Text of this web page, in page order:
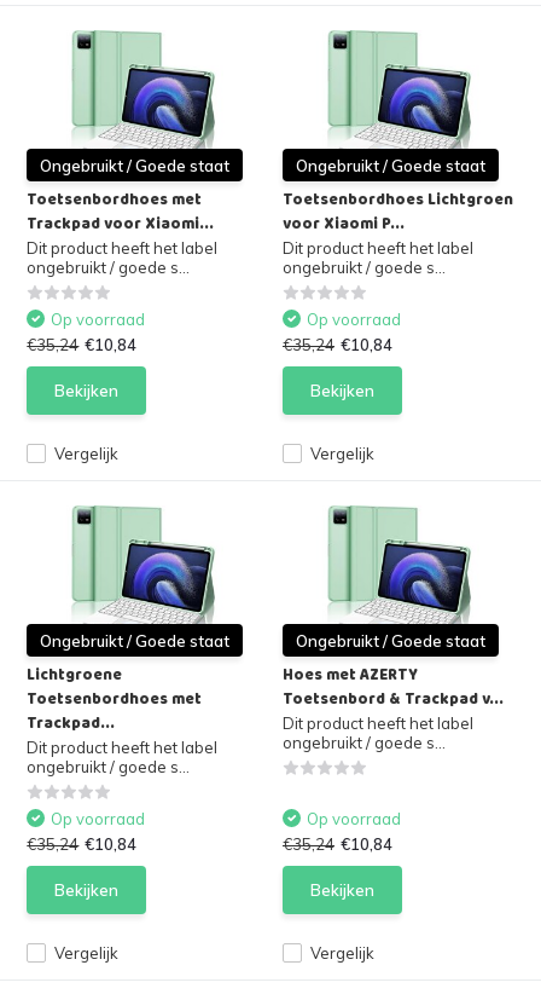
Ongebruikt / Goede staat
Toetsenbordhoes met
Trackpad voor Xiaomi...
Dit product heeft het label
ongebruikt / goede s...
Vergelijk
Op voorraad
€35,24 €10,84
Bekijken
Ongebruikt / Goede staat
Toetsenbordhoes Lichtgroen
voor Xiaomi P...
Dit product heeft het label
ongebruikt / goede s...
Vergelijk
Op voorraad
€35,24 €10,84
Bekijken
Ongebruikt / Goede staat
Lichtgroene
Toetsenbordhoes met
Trackpad...
Dit product heeft het label
ongebruikt / goede s...
Vergelijk
Op voorraad
€35,24 €10,84
Bekijken
Ongebruikt / Goede staat
Hoes met AZERTY
Toetsenbord & Trackpad v...
Dit product heeft het label
ongebruikt / goede s...
Vergelijk
Op voorraad
€35,24 €10,84
Bekijken